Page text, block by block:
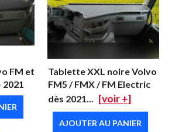
FM et
2021
Tablette XXL noire Volvo
FM5 / FMX / FM Electric
dès 2021... [voir +]
AJOUTER AU PANIER